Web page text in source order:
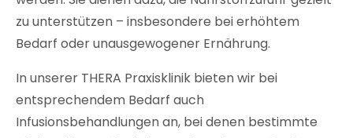
zu unterstützen – insbesondere bei erhöhtem
Bedarf oder unausgewogener Ernährung.
In unserer THERA Praxisklinik bieten wir bei
entsprechendem Bedarf auch
Infusionsbehandlungen an, bei denen bestimmte